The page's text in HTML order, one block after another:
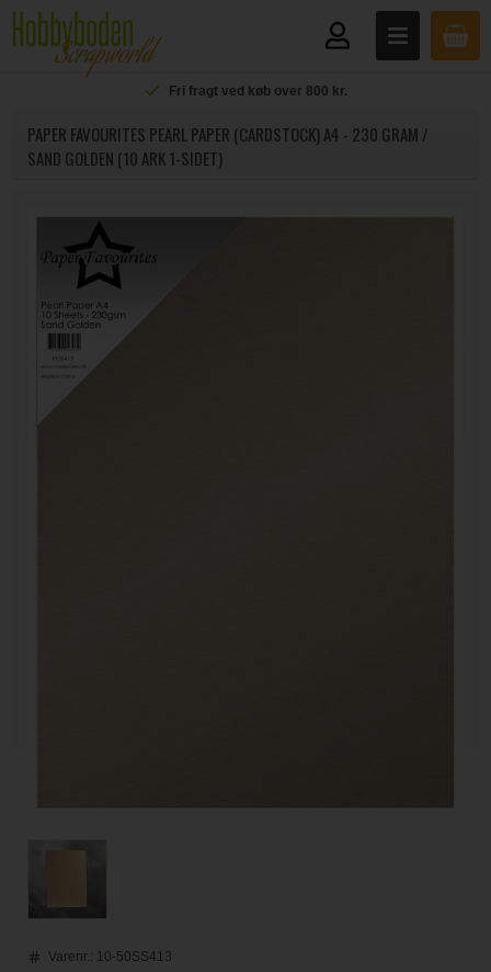
Fri fragt ved køb over 800 kr.
PAPER FAVOURITES PEARL PAPER (CARDSTOCK) A4 - 230 GRAM /
SAND GOLDEN (10 ARK 1-SIDET)
Varenr.: 10-50SS413